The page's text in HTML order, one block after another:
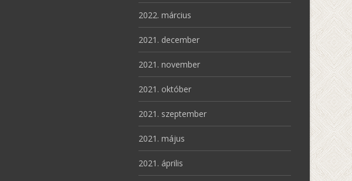
2022. március
2021. december
2021. november
2021. október
2021. szeptember
2021. május
2021. április